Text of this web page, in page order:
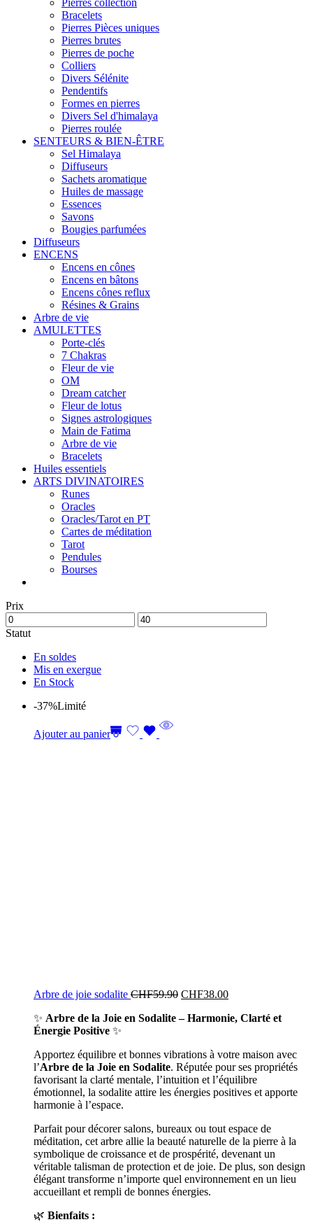
Pierres collection
Bracelets
Pierres Pièces uniques
Pierres brutes
Pierres de poche
Colliers
Divers Sélénite
Pendentifs
Formes en pierres
Divers Sel d'himalaya
Pierres roulée
SENTEURS & BIEN-ÊTRE
Sel Himalaya
Diffuseurs
Sachets aromatique
Huiles de massage
Essences
Savons
Bougies parfumées
Diffuseurs
ENCENS
Encens en cônes
Encens en bâtons
Encens cônes reflux
Résines & Grains
Arbre de vie
AMULETTES
Porte-clés
7 Chakras
Fleur de vie
OM
Dream catcher
Fleur de lotus
Signes astrologiques
Main de Fatima
Arbre de vie
Bracelets
Huiles essentiels
ARTS DIVINATOIRES
Runes
Oracles
Oracles/Tarot en PT
Cartes de méditation
Tarot
Pendules
Bourses
Prix
Statut
En soldes
Mis en exergue
En Stock
-37%Limité
Ajouter au panier
Arbre de joie sodalite CHF59.90 CHF38.00
✨ Arbre de la Joie en Sodalite – Harmonie, Clarté et
Énergie Positive ✨
Apportez équilibre et bonnes vibrations à votre maison avec
l’Arbre de la Joie en Sodalite. Réputée pour ses propriétés
favorisant la clarté mentale, l’intuition et l’équilibre
émotionnel, la sodalite attire les énergies positives et apporte
harmonie à l’espace.
Parfait pour décorer salons, bureaux ou tout espace de
méditation, cet arbre allie la beauté naturelle de la pierre à la
symbolique de croissance et de prospérité, devenant un
véritable talisman de protection et de joie. De plus, son design
élégant transforme n’importe quel environnement en un lieu
accueillant et rempli de bonnes énergies.
🌿 Bienfaits :